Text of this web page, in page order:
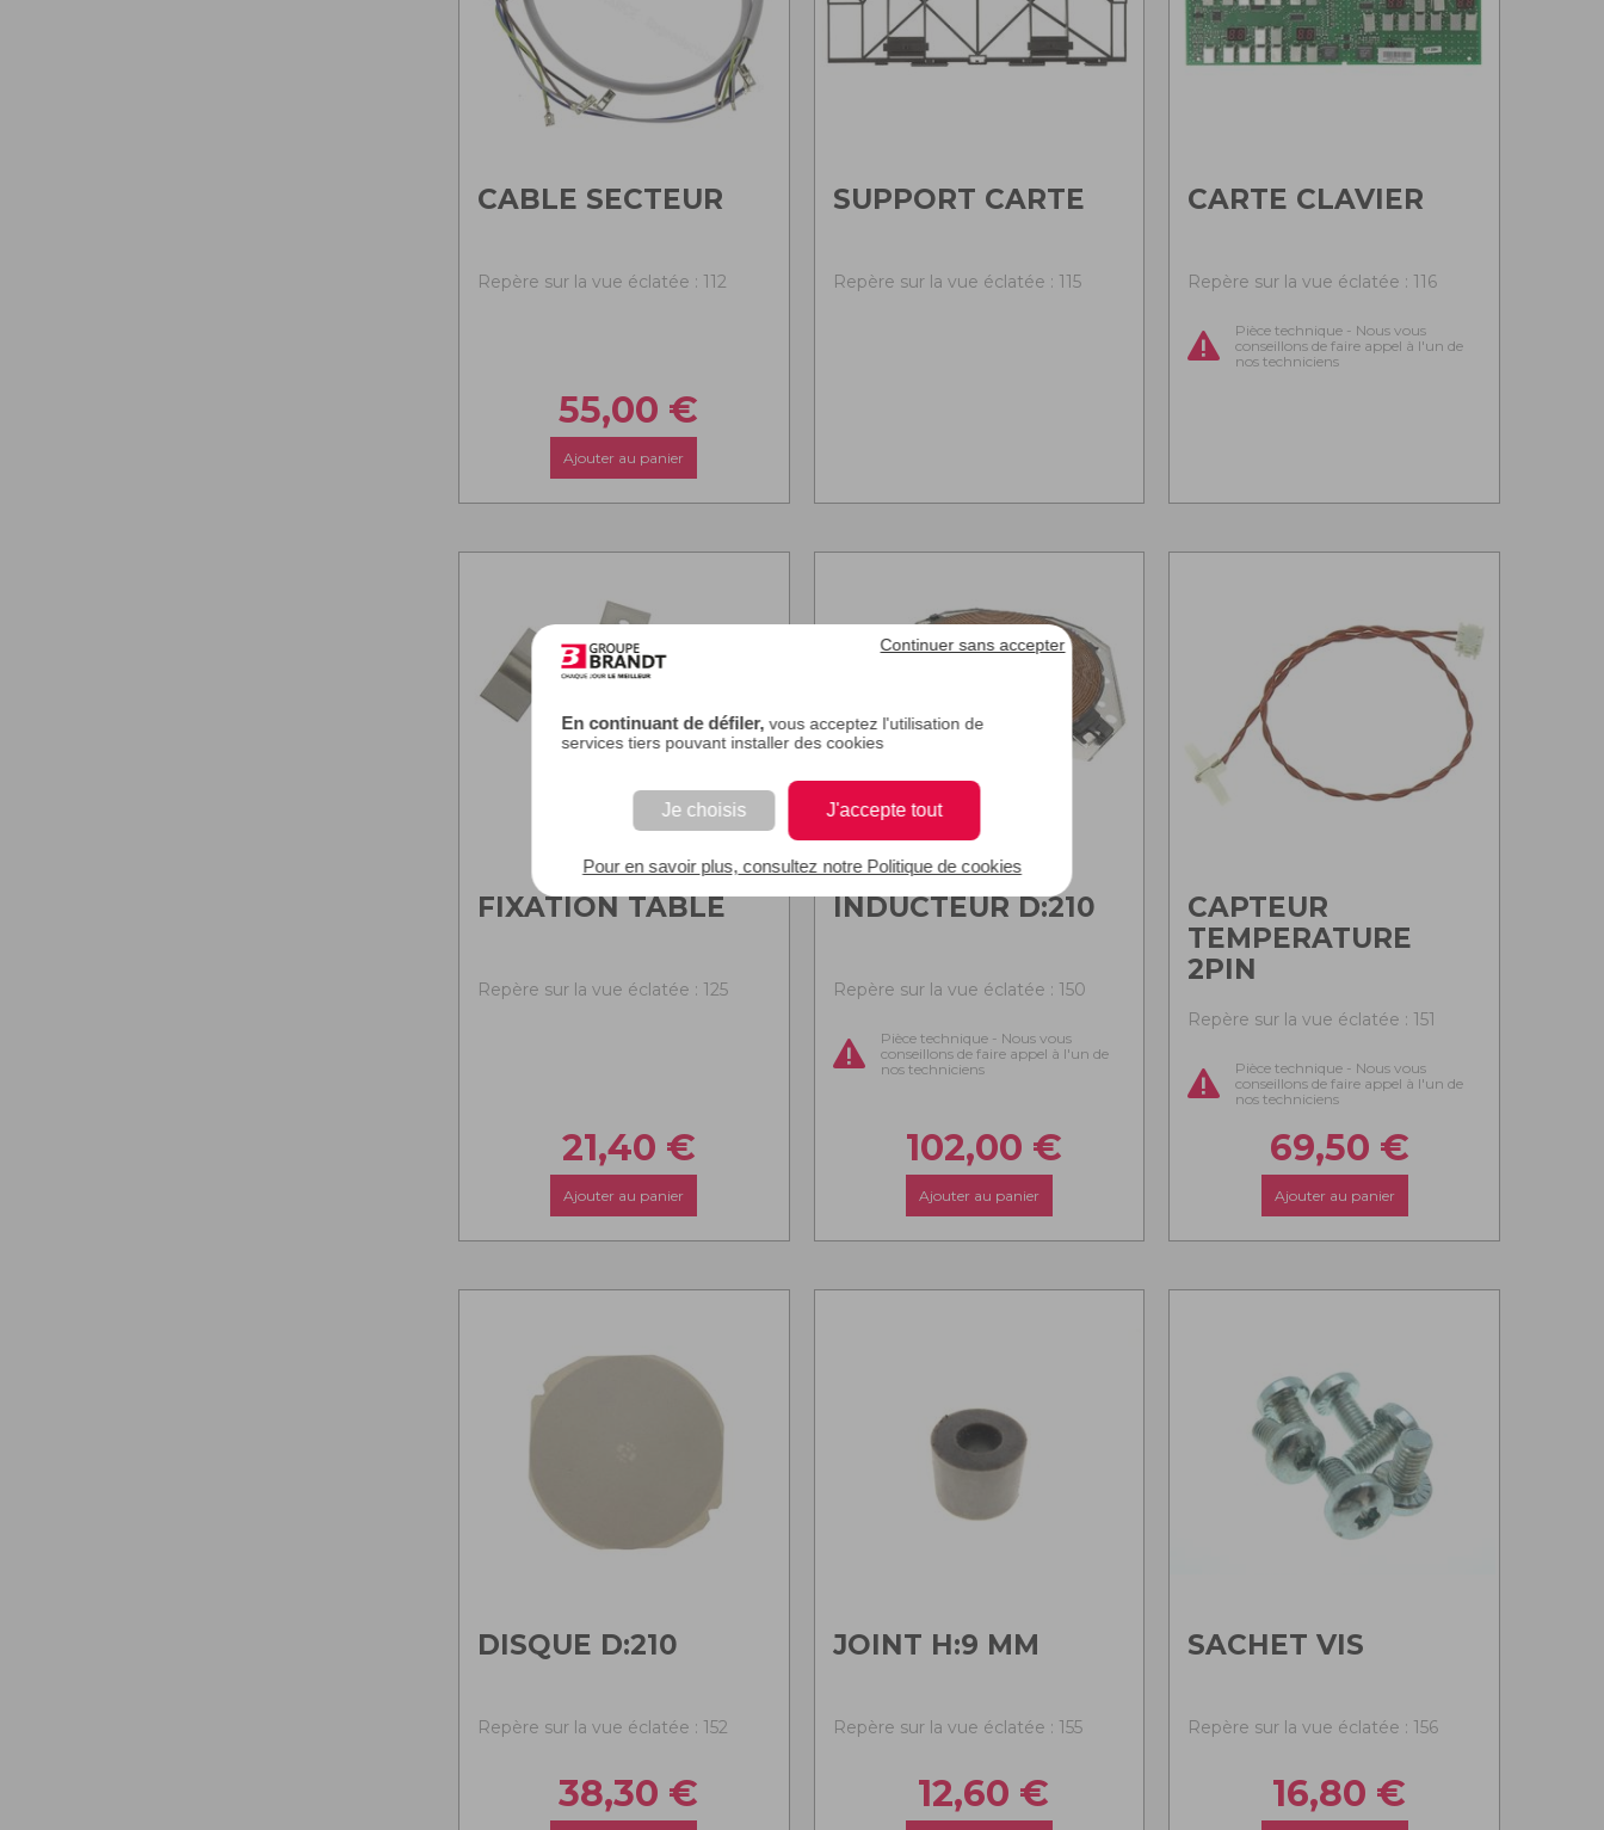
En continuant de défiler, vous acceptez l'utilisation de
services tiers pouvant installer des cookies
Je choisis J'accepte tout
Continuer sans accepter
Pour en savoir plus, consultez notre Politique de cookies
CABLE SECTEUR
Repère sur la vue éclatée : 112
55,00 €
Ajouter au panier
SUPPORT CARTE
Repère sur la vue éclatée : 115
CARTE CLAVIER
Repère sur la vue éclatée : 116
Pièce technique - Nous vous
conseillons de faire appel à l'un de
nos techniciens
FIXATION TABLE
Repère sur la vue éclatée : 125
21,40 €
Ajouter au panier
INDUCTEUR D:210
Repère sur la vue éclatée : 150
Pièce technique - Nous vous
conseillons de faire appel à l'un de
nos techniciens
102,00 €
Ajouter au panier
CAPTEUR
TEMPERATURE
2PIN
Repère sur la vue éclatée : 151
Pièce technique - Nous vous
conseillons de faire appel à l'un de
nos techniciens
69,50 €
Ajouter au panier
DISQUE D:210
Repère sur la vue éclatée : 152
38,30 €
JOINT H:9 MM
Repère sur la vue éclatée : 155
12,60 €
SACHET VIS
Repère sur la vue éclatée : 156
16,80 €